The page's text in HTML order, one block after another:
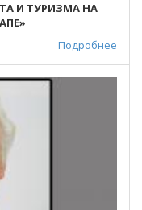
И ТУРИЗМА НА
Подробнее